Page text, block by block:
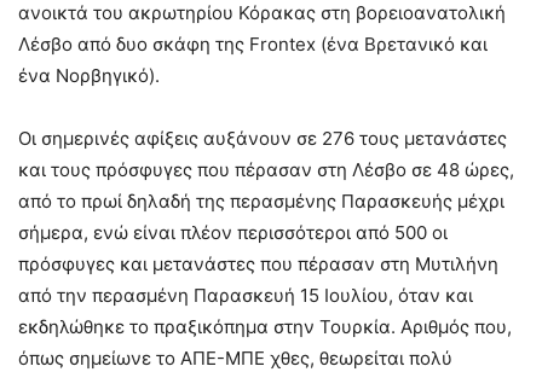
ανοικτά του ακρωτηρίου Κόρακας στη βορειοανατολική
Λέσβο από δυο σκάφη της Frontex (ένα Βρετανικό και
ένα Νορβηγικό).
Οι σημερινές αφίξεις αυξάνουν σε 276 τους μετανάστες
και τους πρόσφυγες που πέρασαν στη Λέσβο σε 48 ώρες,
από το πρωί δηλαδή της περασμένης Παρασκευής μέχρι
σήμερα, ενώ είναι πλέον περισσότεροι από 500 οι
πρόσφυγες και μετανάστες που πέρασαν στη Μυτιλήνη
από την περασμένη Παρασκευή 15 Ιουλίου, όταν και
εκδηλώθηκε το πραξικόπημα στην Τουρκία. Αριθμός που,
όπως σημείωνε το ΑΠΕ-ΜΠΕ χθες, θεωρείται πολύ